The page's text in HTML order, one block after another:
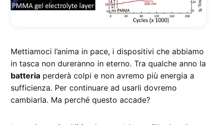
Mettiamoci l’anima in pace, i dispositivi che abbiamo
in tasca non dureranno in eterno. Tra qualche anno la
batteria perderà colpi e non avremo più energia a
sufficienza. Per continuare ad usarli dovremo
cambiarla. Ma perché questo accade?